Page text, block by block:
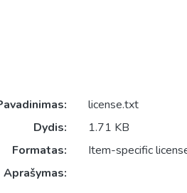
license.txt
Dydis:
1.71 KB
Formatas:
Item-specific
Aprašymas: